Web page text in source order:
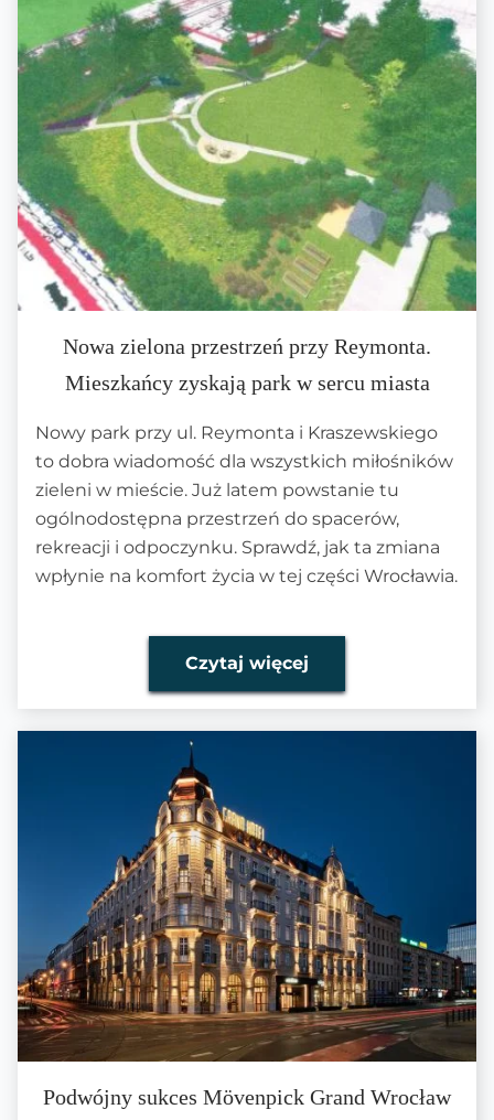
Nowa zielona przestrzeń przy Reymonta.
Mieszkańcy zyskają park w sercu miasta
Nowy park przy ul. Reymonta i Kraszewskiego
to dobra wiadomość dla wszystkich miłośników
zieleni w mieście. Już latem powstanie tu
ogólnodostępna przestrzeń do spacerów,
rekreacji i odpoczynku. Sprawdź, jak ta zmiana
wpłynie na komfort życia w tej części Wrocławia.
Czytaj więcej
Podwójny sukces Mövenpick Grand Wrocław